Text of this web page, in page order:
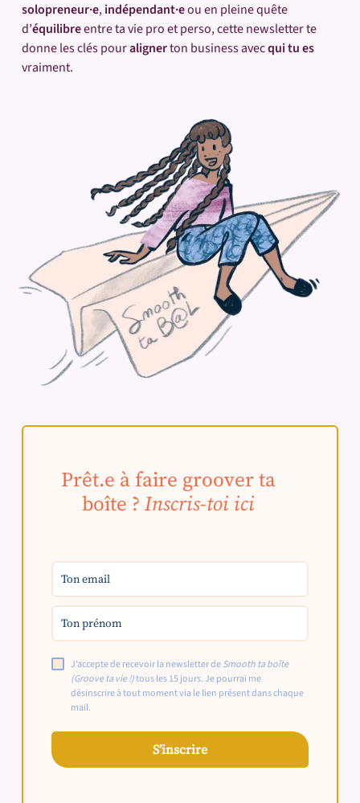
solopreneur·e,indépendant·eou en pleine quête
d’équilibreentre ta vie pro et perso, cette newsletter te
donne les clés pouralignerton business avecqui tu es
vraiment.
Prêt.e à faire groover ta
boîte ? Inscris-toi ici
J’accepte de recevoir la newsletter deSmooth ta boîte
(Groove ta vie !)tous les 15 jours. Je pourrai me
désinscrire à tout moment via le lien présent dans chaque
mail.
S’inscrire